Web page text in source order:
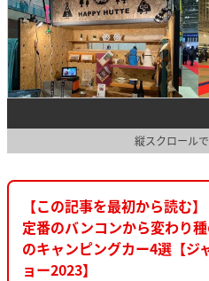
縦スクロール
【この記事を最初から読む】
定番のバンコンから変わり
のキャンピングカー4選【ジ
ョー2023】